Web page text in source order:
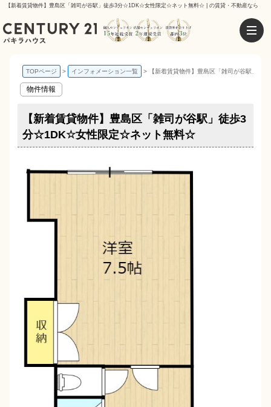
【新着賃貸物件】豊島区「雑司が谷駅」徒歩3分☆1DK☆女性限定☆ネット無料☆ | の賃貸・不動産なら
TOPページ インフォメーション一覧 【新着賃貸物件】豊島区「雑司が谷駅」
物件情報
【新着賃貸物件】豊島区「雑司が谷駅」徒歩3
分☆1DK☆女性限定☆ネット無料☆